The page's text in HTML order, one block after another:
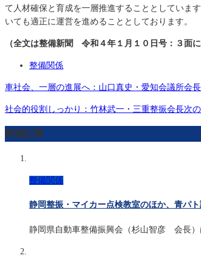
て人材確保と育成を一層推進することとしていま
いても適正に運営を進めることとしております。
（全文は整備新聞 令和４年１月１０日号：３面に
整備関係
車社会、一層の進展へ：山口真史・愛知会議所会長
社会的役割しっかり：竹林武一・三重整振会長次
関連記事
整備関係
静岡整振・マイカー点検教室のほか、青パ
静岡県自動車整備振興会（杉山智彦 会長）